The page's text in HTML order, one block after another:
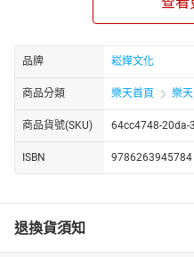
的祕密。這一章節還展望了腦
▎神奇的大腦
走進大腦的微觀世界，深入了
及神經訊號的傳遞過程。這一
釋了大腦地圖、溝迴和腦區的
塑性，及其在藥物治療、行為訓
▎腦認知科學的興起
本章聚焦於大腦的知覺與感覺
和既視感的奧祕，並介紹了如何
品牌 崧燁文化
商品分類 樂天首頁 樂
商品貨號(SKU) 64cc4748-20da-
ISBN 9786263945784
退換貨須知